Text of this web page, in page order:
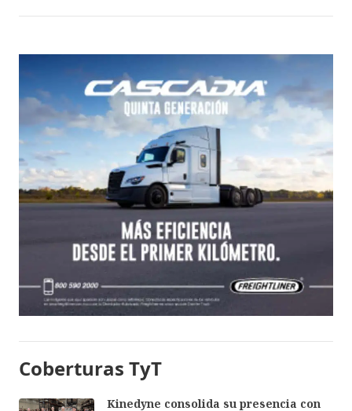
Coberturas TyT
Kinedyne consolida su presencia con